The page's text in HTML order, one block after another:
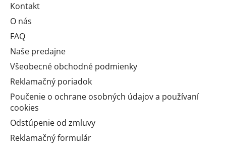
Kontakt
O nás
FAQ
Naše predajne
Všeobecné obchodné podmienky
Reklamačný poriadok
Poučenie o ochrane osobných údajov a používaní
cookies
Odstúpenie od zmluvy
Reklamačný formulár